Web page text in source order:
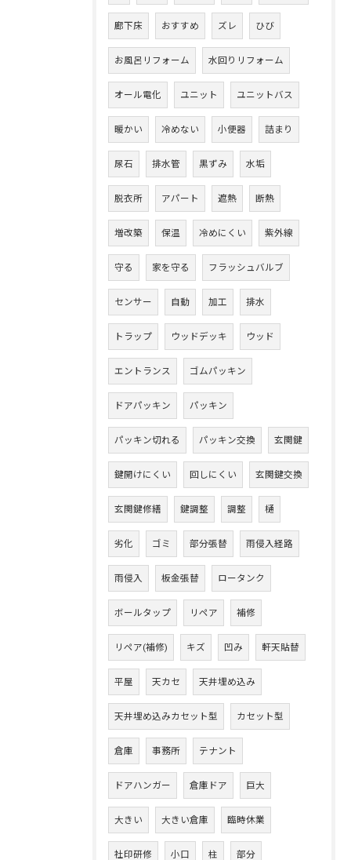
廊下床 おすすめ ズレ ひび
お風呂リフォーム 水回りリフォーム
オール電化 ユニット ユニットバス
暖かい 冷めない 小便器 詰まり
尿石 排水管 黒ずみ 水垢
脱衣所 アパート 遮熱 断熱
増改築 保温 冷めにくい 紫外線
守る 家を守る フラッシュバルブ
センサー 自動 加工 排水
トラップ ウッドデッキ ウッド
エントランス ゴムパッキン
ドアパッキン パッキン
パッキン切れる パッキン交換 玄関鍵
鍵開けにくい 回しにくい 玄関鍵交換
玄関鍵修繕 鍵調整 調整 樋
劣化 ゴミ 部分張替 雨侵入経路
雨侵入 板金張替 ロータンク
ボールタップ リペア 補修
リペア(補修) キズ 凹み 軒天貼替
平屋 天カセ 天井埋め込み
天井埋め込みカセット型 カセット型
倉庫 事務所 テナント
ドアハンガー 倉庫ドア 巨大
大きい 大きい倉庫 臨時休業
社印研修 小口 柱 部分